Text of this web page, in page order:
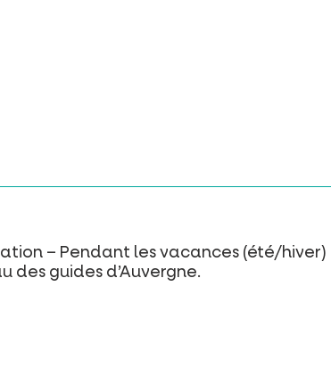
– Pendant les vacances (été/hiver)
des guides d’Auvergne.